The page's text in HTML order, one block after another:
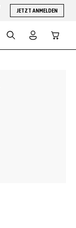
JETZT ANMELDEN